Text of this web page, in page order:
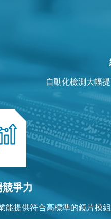
自動化檢測大幅
爭力
能提供符合高標準的鏡片模